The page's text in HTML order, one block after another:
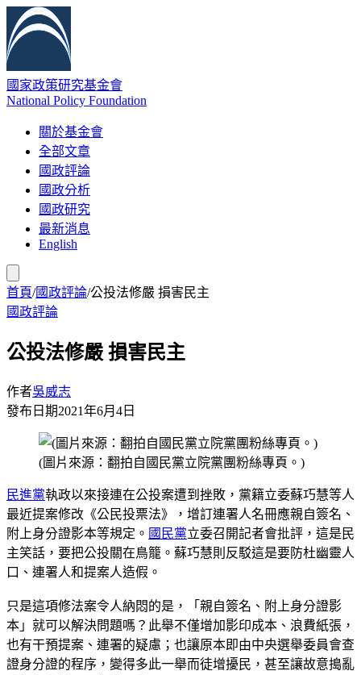
國家政策研究基金會
National Policy Foundation
關於基金會
全部文章
國政評論
國政分析
國政研究
最新消息
English
首頁/國政評論/公投法修嚴 損害民主
國政評論
公投法修嚴 損害民主
作者吳威志
發布日期2021年6月4日
(圖片來源：翻拍自國民黨立院黨團粉絲專頁。)
民進黨執政以來接連在公投案遭到挫敗，黨籍立委蘇巧慧等人
最近提案修改《公民投票法》，增訂連署人名冊應親自簽名、
附上身分證影本等規定。 國民黨立委召開記者會批評，這是民
主笑話，要把公投關在鳥籠。蘇巧慧則反駁這是要防杜幽靈人
口、連署人和提案人造假。
只是這項修法案令人納悶的是，「親自簽名、附上身分證影
本」就可以解決問題嗎？此舉不僅增加影印成本、浪費紙張，
也有干預提案、連署的疑慮；也讓原本即由中央選舉委員會查
證身分證的程序，變得多此一舉而徒增擾民，甚至讓故意搗亂